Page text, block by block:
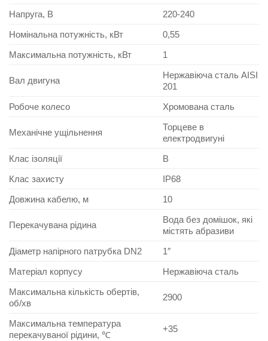
Напруга, В
220-240
Номінальна потужність, кВт
0,55
Максимальна потужність, кВт
1
Вал двигуна
Нержавіюча сталь AISI
201
Робоче колесо
Хромована сталь
Механічне ущільнення
Торцеве в
електродвигуні
Клас ізоляції
В
Клас захисту
IP68
Довжина кабелю, м
10
Перекачувана рідина
Вода без домішок, які
містять абразиви
Діаметр напірного патрубка DN2
1″
Матеріал корпусу
Нержавіюча сталь
Максимальна кількість обертів,
об/хв
2900
Максимальна температура
перекачуваної рідини, ℃
+35